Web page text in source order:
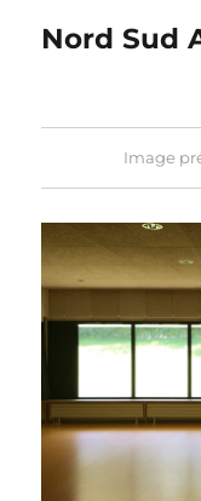
Nord Sud
Image